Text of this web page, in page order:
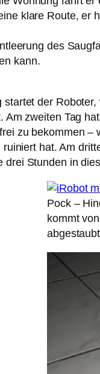
klare Route, er
des
kann.
der
Am zweiten Tag
zu bekommen
hat. Am
drei Stunden in
Pock –
kommt